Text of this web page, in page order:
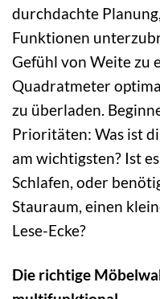
durchdachte
Funktionen
Gefühl von Weite zu
Quadratmeter
zu überladen.
Prioritäten: Was ist
am wichtigsten? Ist
Schlafen, oder
Stauraum, einen
Lese-Ecke?
Die richtige